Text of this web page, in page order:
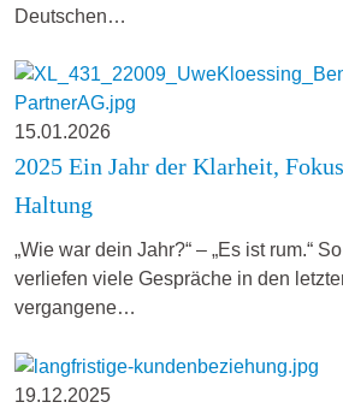
Deutschen…
15.01.2026
2025 Ein Jahr der Klarheit,
Haltung
„Wie war dein Jahr?“ – „Es ist rum.“
verliefen viele Gespräche in den
vergangene…
19.12.2025